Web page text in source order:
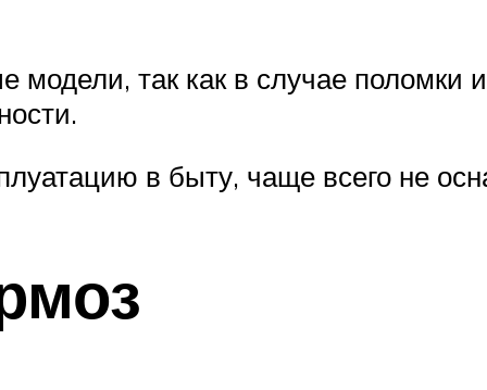
так как в случае поломки
в быту, чаще всего не